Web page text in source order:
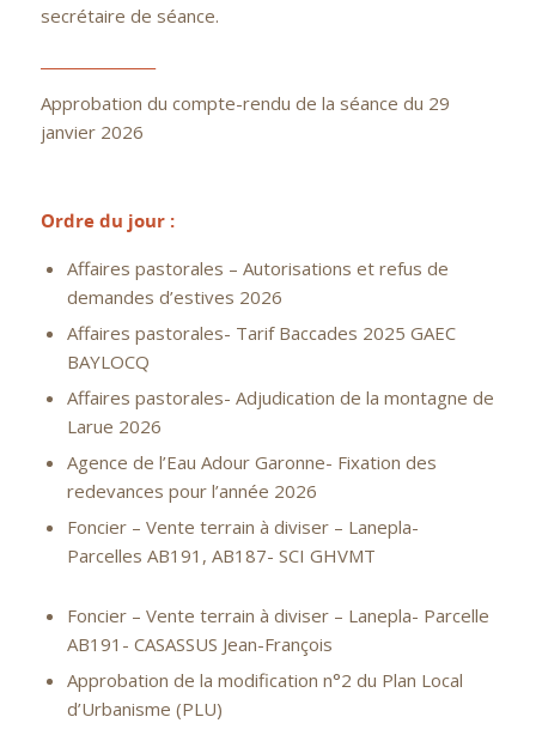
secrétaire de séance.
Approbation du compte-rendu de la séance du 29
janvier 2026
Ordre du jour :
Affaires pastorales – Autorisations et refus de
demandes d’estives 2026
Affaires pastorales- Tarif Baccades 2025 GAEC
BAYLOCQ
Affaires pastorales- Adjudication de la montagne de
Larue 2026
Agence de l’Eau Adour Garonne- Fixation des
redevances pour l’année 2026
Foncier – Vente terrain à diviser – Lanepla-
Parcelles AB191, AB187- SCI GHVMT
Foncier – Vente terrain à diviser – Lanepla- Parcelle
AB191- CASASSUS Jean-François
Approbation de la modification n°2 du Plan Local
d’Urbanisme (PLU)